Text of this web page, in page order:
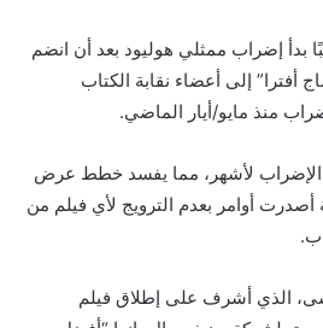
بدأ إضراب ممثلي هوليود بعد أن انضم
أفترا” إلى أعضاء نقابة الكتاب
منذ مايو/أيار الماضي.
الإضراب لأشهر، مما يفسد خطط عرض
أصدرت أوامر بعدم الترويج لأي فيلم من
الذي أشرف على إطلاق فيلم